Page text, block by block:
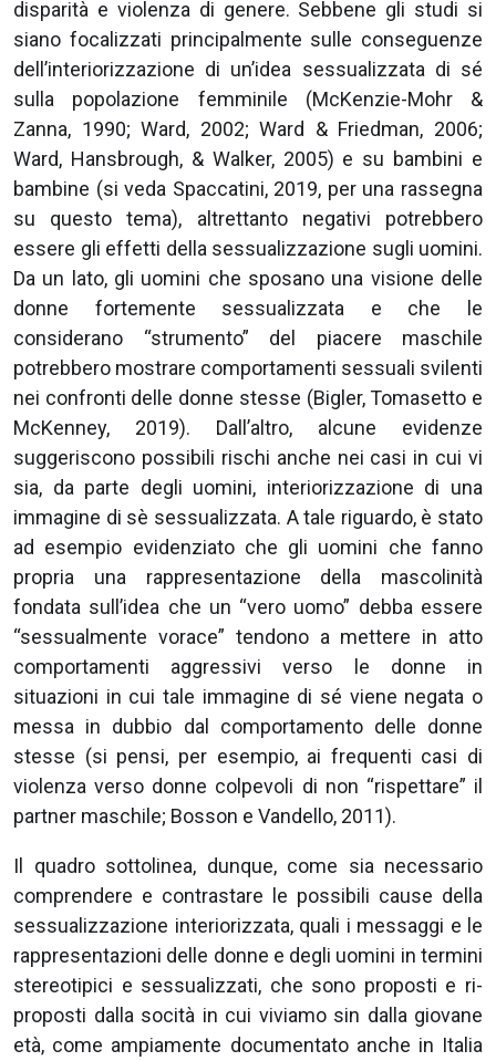
disparità e violenza di genere. Sebbene gli studi si
siano focalizzati principalmente sulle conseguenze
dell’interiorizzazione di un’idea sessualizzata di sé
sulla popolazione femminile (McKenzie-Mohr &
Zanna, 1990; Ward, 2002; Ward & Friedman, 2006;
Ward, Hansbrough, & Walker, 2005) e su bambini e
bambine (si veda Spaccatini, 2019, per una rassegna
su questo tema), altrettanto negativi potrebbero
essere gli effetti della sessualizzazione sugli uomini.
Da un lato, gli uomini che sposano una visione delle
donne fortemente sessualizzata e che le
considerano “strumento” del piacere maschile
potrebbero mostrare comportamenti sessuali svilenti
nei confronti delle donne stesse (Bigler, Tomasetto e
McKenney, 2019). Dall’altro, alcune evidenze
suggeriscono possibili rischi anche nei casi in cui vi
sia, da parte degli uomini, interiorizzazione di una
immagine di sè sessualizzata. A tale riguardo, è stato
ad esempio evidenziato che gli uomini che fanno
propria una rappresentazione della mascolinità
fondata sull’idea che un “vero uomo” debba essere
“sessualmente vorace” tendono a mettere in atto
comportamenti aggressivi verso le donne in
situazioni in cui tale immagine di sé viene negata o
messa in dubbio dal comportamento delle donne
stesse (si pensi, per esempio, ai frequenti casi di
violenza verso donne colpevoli di non “rispettare” il
partner maschile; Bosson e Vandello, 2011).
Il quadro sottolinea, dunque, come sia necessario
comprendere e contrastare le possibili cause della
sessualizzazione interiorizzata, quali i messaggi e le
rappresentazioni delle donne e degli uomini in termini
stereotipici e sessualizzati, che sono proposti e ri-
proposti dalla socità in cui viviamo sin dalla giovane
età, come ampiamente documentato anche in Italia